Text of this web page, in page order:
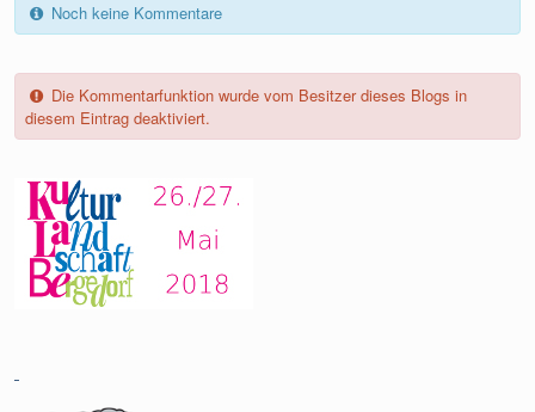
Noch keine Kommentare
Die Kommentarfunktion wurde vom Besitzer dieses Blogs in
diesem Eintrag deaktiviert.